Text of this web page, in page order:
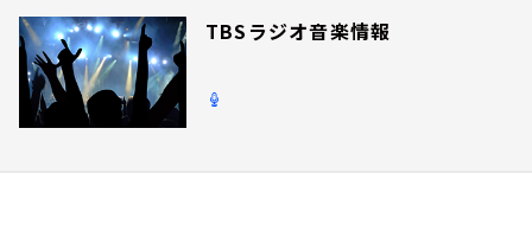
TBSラジオ音楽情報